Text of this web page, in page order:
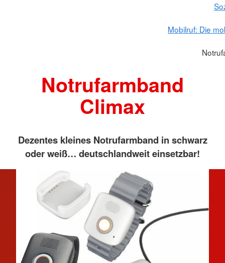
Mobilruf: Die
Notrufarmband
Climax
Dezentes kleines Notrufarmband in schwarz
oder weiß… deutschlandweit einsetzbar!